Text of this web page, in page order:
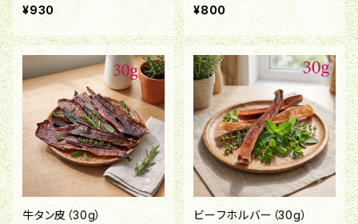
¥930
¥800
牛タン皮（30g）
ビーフホルバー（30g）